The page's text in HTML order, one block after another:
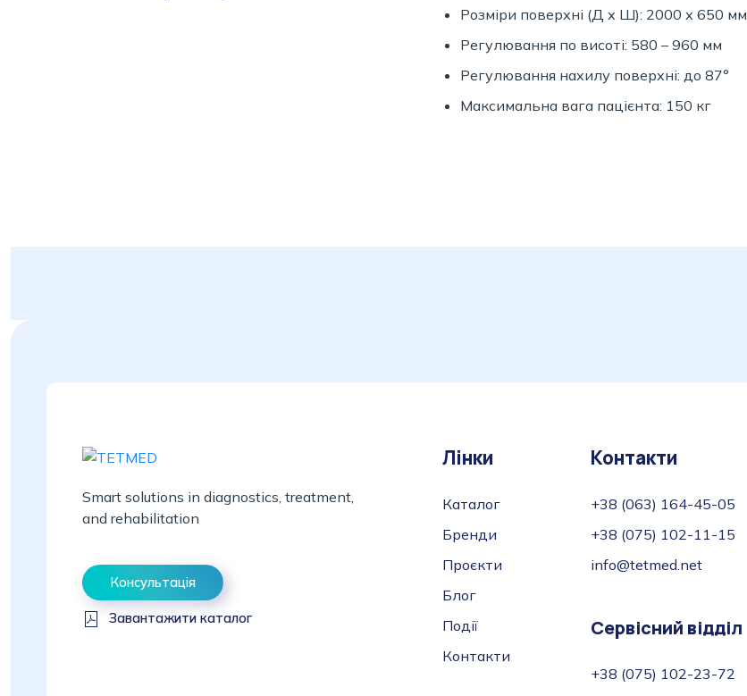
Розміри поверхні (Д х Ш): 2000 х 650 мм
Регулювання по висоті: 580 – 960 мм
Регулювання нахилу поверхні: до 87°
Максимальна вага пацієнта: 150 кг
Smart solutions in diagnostics, treatment,
and rehabilitation
Консультація
Завантажити каталог
Лінки
Каталог
Бренди
Проєкти
Блог
Події
Контакти
Контакти
+38 (063) 164-45-05
+38 (075) 102-11-15
info@tetmed.net
Сервісний відділ
+38 (075) 102-23-72